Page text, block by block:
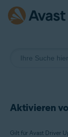
Aktivieren
Gilt für Avast Driver